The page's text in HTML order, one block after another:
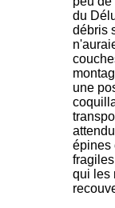
du
débris
une
épines
qui les